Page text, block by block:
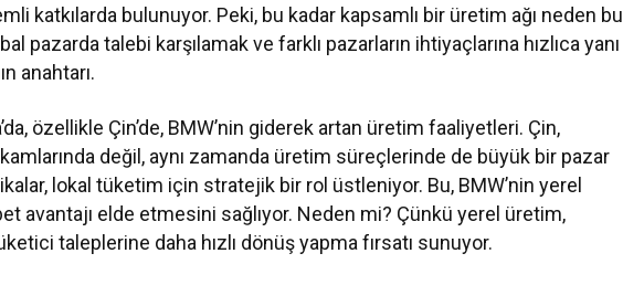
katkılarda bulunuyor. Peki, bu kadar kapsamlı bir üretim ağı neden bu
pazarda talebi karşılamak ve farklı pazarların ihtiyaçlarına hızlıca yanı
anahtarı.
özellikle Çin’de, BMW’nin giderek artan üretim faaliyetleri. Çin,
değil, aynı zamanda üretim süreçlerinde de büyük bir pazar
lokal tüketim için stratejik bir rol üstleniyor. Bu, BMW’nin yerel
avantajı elde etmesini sağlıyor. Neden mi? Çünkü yerel üretim,
taleplerine daha hızlı dönüş yapma fırsatı sunuyor.